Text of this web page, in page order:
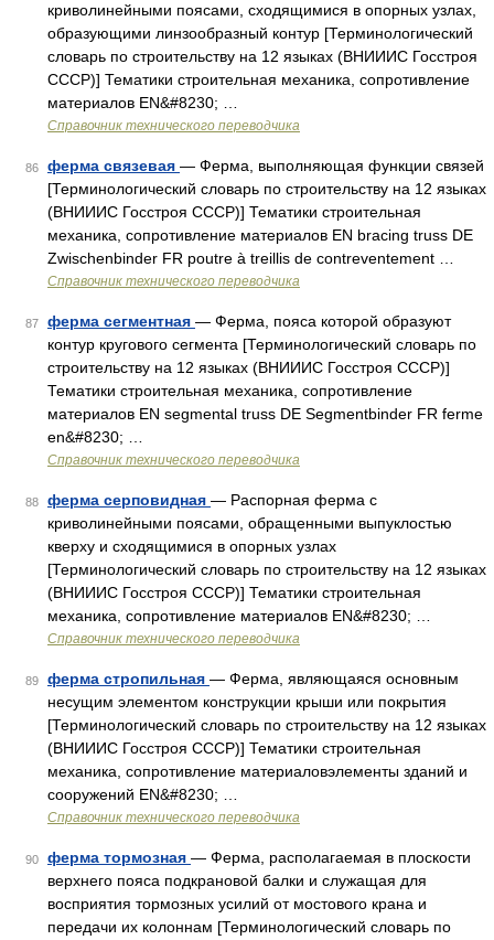
криволинейными поясами, сходящимися в опорных узлах,
образующими линзообразный контур [Терминологический
словарь по строительству на 12 языках (ВНИИИС Госстроя
СССР)] Тематики строительная механика, сопротивление
материалов EN&#8230; …
Справочник технического переводчика
86 ферма связевая — Ферма, выполняющая функции связей
[Терминологический словарь по строительству на 12 языках
(ВНИИИС Госстроя СССР)] Тематики строительная
механика, сопротивление материалов EN bracing truss DE
Zwischenbinder FR poutre à treillis de contreventement …
Справочник технического переводчика
87 ферма сегментная — Ферма, пояса которой образуют
контур кругового сегмента [Терминологический словарь по
строительству на 12 языках (ВНИИИС Госстроя СССР)]
Тематики строительная механика, сопротивление
материалов EN segmental truss DE Segmentbinder FR ferme
en&#8230; …
Справочник технического переводчика
88 ферма серповидная — Распорная ферма с
криволинейными поясами, обращенными выпуклостью
кверху и сходящимися в опорных узлах
[Терминологический словарь по строительству на 12 языках
(ВНИИИС Госстроя СССР)] Тематики строительная
механика, сопротивление материалов EN&#8230; …
Справочник технического переводчика
89 ферма стропильная — Ферма, являющаяся основным
несущим элементом конструкции крыши или покрытия
[Терминологический словарь по строительству на 12 языках
(ВНИИИС Госстроя СССР)] Тематики строительная
механика, сопротивление материаловэлементы зданий и
сооружений EN&#8230; …
Справочник технического переводчика
90 ферма тормозная — Ферма, располагаемая в плоскости
верхнего пояса подкрановой балки и служащая для
восприятия тормозных усилий от мостового крана и
передачи их колоннам [Терминологический словарь по